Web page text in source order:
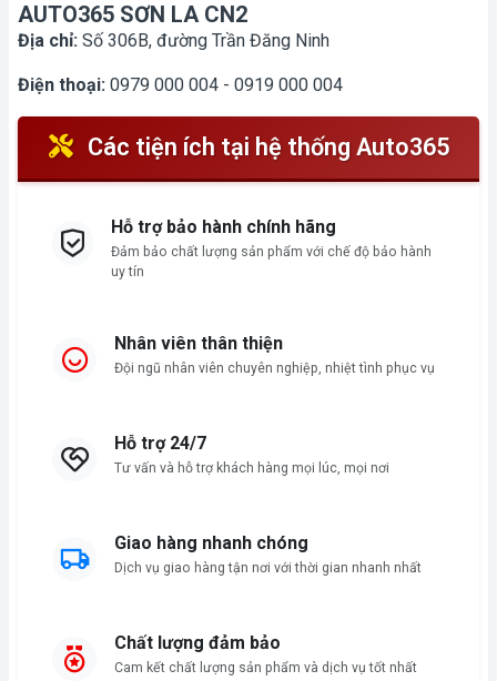
AUTO365 SƠN LA CN2
Địa chỉ: Số 306B, đường Trần Đăng Ninh
Điện thoại: 0979 000 004 - 0919 000 004
Các tiện ích tại hệ thống Auto365
Hỗ trợ bảo hành chính hãng
Đảm bảo chất lượng sản phẩm với chế độ bảo hành
uy tín
Nhân viên thân thiện
Đội ngũ nhân viên chuyên nghiệp, nhiệt tình phục vụ
Hỗ trợ 24/7
Tư vấn và hỗ trợ khách hàng mọi lúc, mọi nơi
Giao hàng nhanh chóng
Dịch vụ giao hàng tận nơi với thời gian nhanh nhất
Chất lượng đảm bảo
Cam kết chất lượng sản phẩm và dịch vụ tốt nhất